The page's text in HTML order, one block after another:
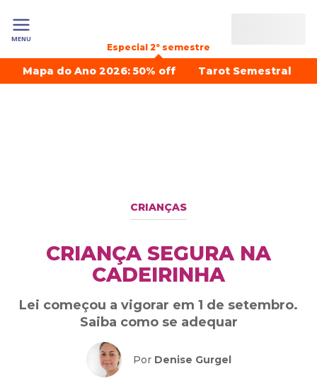
MENU
Especial 2º semestre
Mapa do Ano 2026: 50% off Tarot Semestral
CRIANÇAS
CRIANÇA SEGURA NA
CADEIRINHA
Lei começou a vigorar em 1 de setembro.
Saiba como se adequar
Por Denise Gurgel